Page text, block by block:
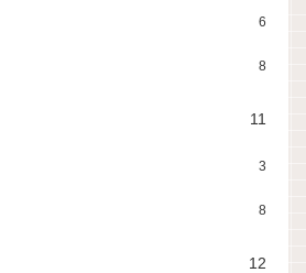
6
8
11
3
8
12